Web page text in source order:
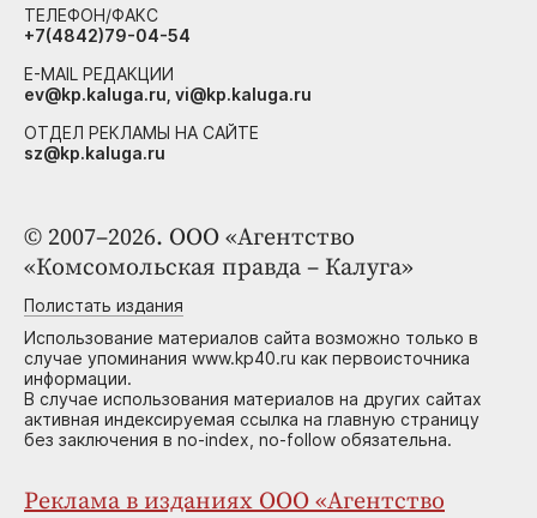
© 2007–2026. ООО «Агентство
«Комсомольская правда – Калуга»
Полистать издания
Использование материалов сайта возможно только в
случае упоминания www.kp40.ru как первоисточника
информации.
В случае использования материалов на других сайтах
активная индексируемая ссылка на главную страницу
без заключения в no-index, no-follow обязательна.
Реклама в изданиях ООО «Агентство
ТЕЛЕФОН/ФАКС
+7(4842)79-04-54
E-MAIL РЕДАКЦИИ
ev@kp.kaluga.ru, vi@kp.kaluga.ru
ОТДЕЛ РЕКЛАМЫ НА САЙТЕ
sz@kp.kaluga.ru